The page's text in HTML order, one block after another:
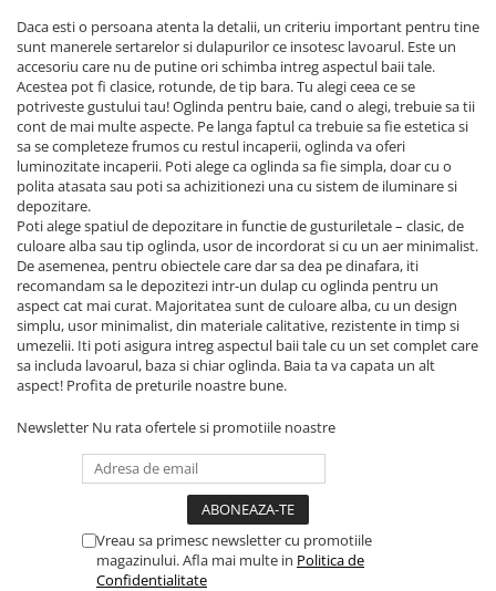
Daca esti o persoana atenta la detalii, un criteriu important pentru tine
sunt manerele sertarelor si dulapurilor ce insotesc lavoarul. Este un
accesoriu care nu de putine ori schimba intreg aspectul baii tale.
Acestea pot fi clasice, rotunde, de tip bara. Tu alegi ceea ce se
potriveste gustului tau! Oglinda pentru baie, cand o alegi, trebuie sa tii
cont de mai multe aspecte. Pe langa faptul ca trebuie sa fie estetica si
sa se completeze frumos cu restul incaperii, oglinda va oferi
luminozitate incaperii. Poti alege ca oglinda sa fie simpla, doar cu o
polita atasata sau poti sa achizitionezi una cu sistem de iluminare si
depozitare.
Poti alege spatiul de depozitare in functie de gusturiletale – clasic, de
culoare alba sau tip oglinda, usor de incordorat si cu un aer minimalist.
De asemenea, pentru obiectele care dar sa dea pe dinafara, iti
recomandam sa le depozitezi intr-un dulap cu oglinda pentru un
aspect cat mai curat. Majoritatea sunt de culoare alba, cu un design
simplu, usor minimalist, din materiale calitative, rezistente in timp si
umezelii. Iti poti asigura intreg aspectul baii tale cu un set complet care
sa includa lavoarul, baza si chiar oglinda. Baia ta va capata un alt
aspect! Profita de preturile noastre bune.
Newsletter Nu rata ofertele si promotiile noastre
Vreau sa primesc newsletter cu promotiile
magazinului. Afla mai multe in Politica de
Confidentialitate